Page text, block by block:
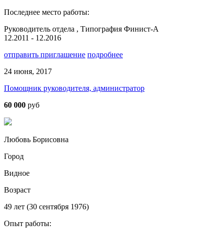
Последнее место работы:
Руководитель отдела , Типография Финист-А
12.2011 - 12.2016
отправить приглашение подробнее
24 июня, 2017
Помощник руководителя, администратор
60 000 руб
Любовь Борисовна
Город
Видное
Возраст
49 лет (30 сентября 1976)
Опыт работы: